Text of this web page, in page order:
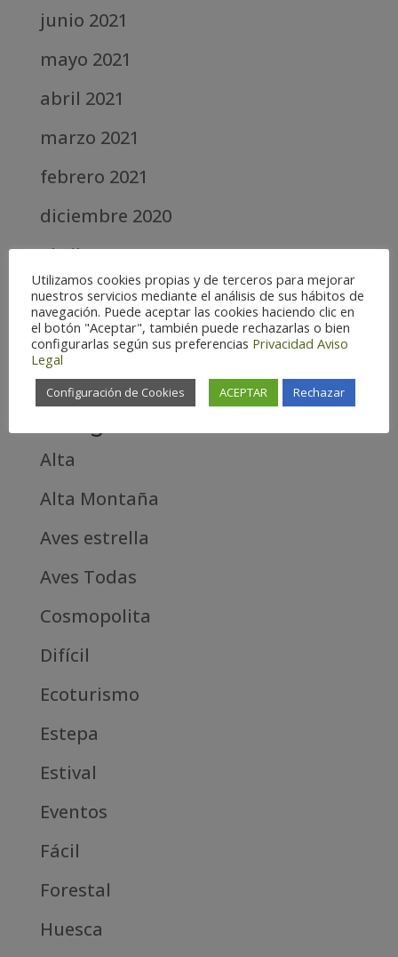
junio 2021
mayo 2021
abril 2021
marzo 2021
febrero 2021
diciembre 2020
abril 2020
marzo 2020
febrero 2019
septiembre 2018
Alta
Alta Montaña
Aves estrella
Aves Todas
Cosmopolita
Difícil
Ecoturismo
Estepa
Estival
Eventos
Fácil
Forestal
Huesca
Utilizamos cookies propias y de terceros para mejorar
nuestros servicios mediante el análisis de sus hábitos de
navegación. Puede aceptar las cookies haciendo clic en
el botón "Aceptar", también puede rechazarlas o bien
configurarlas según sus preferencias Privacidad Aviso
Legal
Configuración de Cookies ACEPTAR Rechazar